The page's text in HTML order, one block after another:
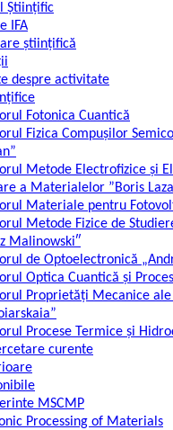
Științific
IFA
științifică
despre activitate
Fotonica Cuantică
Fizica Compușilor
Metode Electrofizice și
a Materialelor ”Boris
Materiale pentru
Metode Fizice de
Malinowski″
de Optoelectronică
Optica Cuantică și
Proprietăți Mecanice
Procese Termice și
curente
MSCMP
Processing of Materials